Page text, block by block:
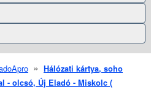
» Hálózati kártya, soho
- olcsó, Új Eladó - Miskolc (